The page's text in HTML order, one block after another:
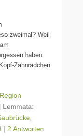
zweimal? Weil
haben.
Zahnrädchen
| Lemmata:
| 2 Antworten